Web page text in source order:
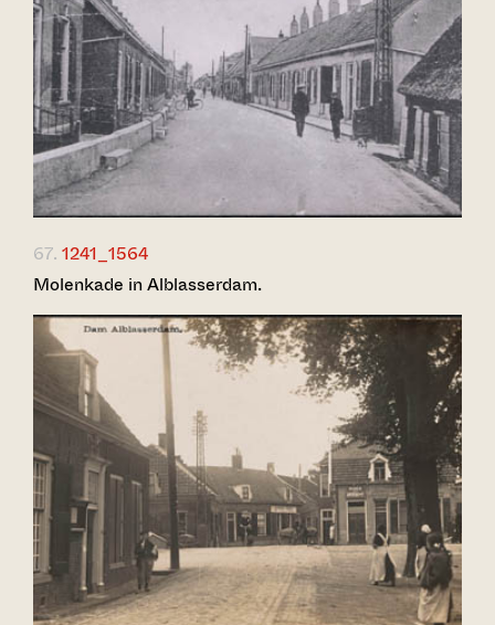
67. 1241_1564
Molenkade in Alblasserdam.